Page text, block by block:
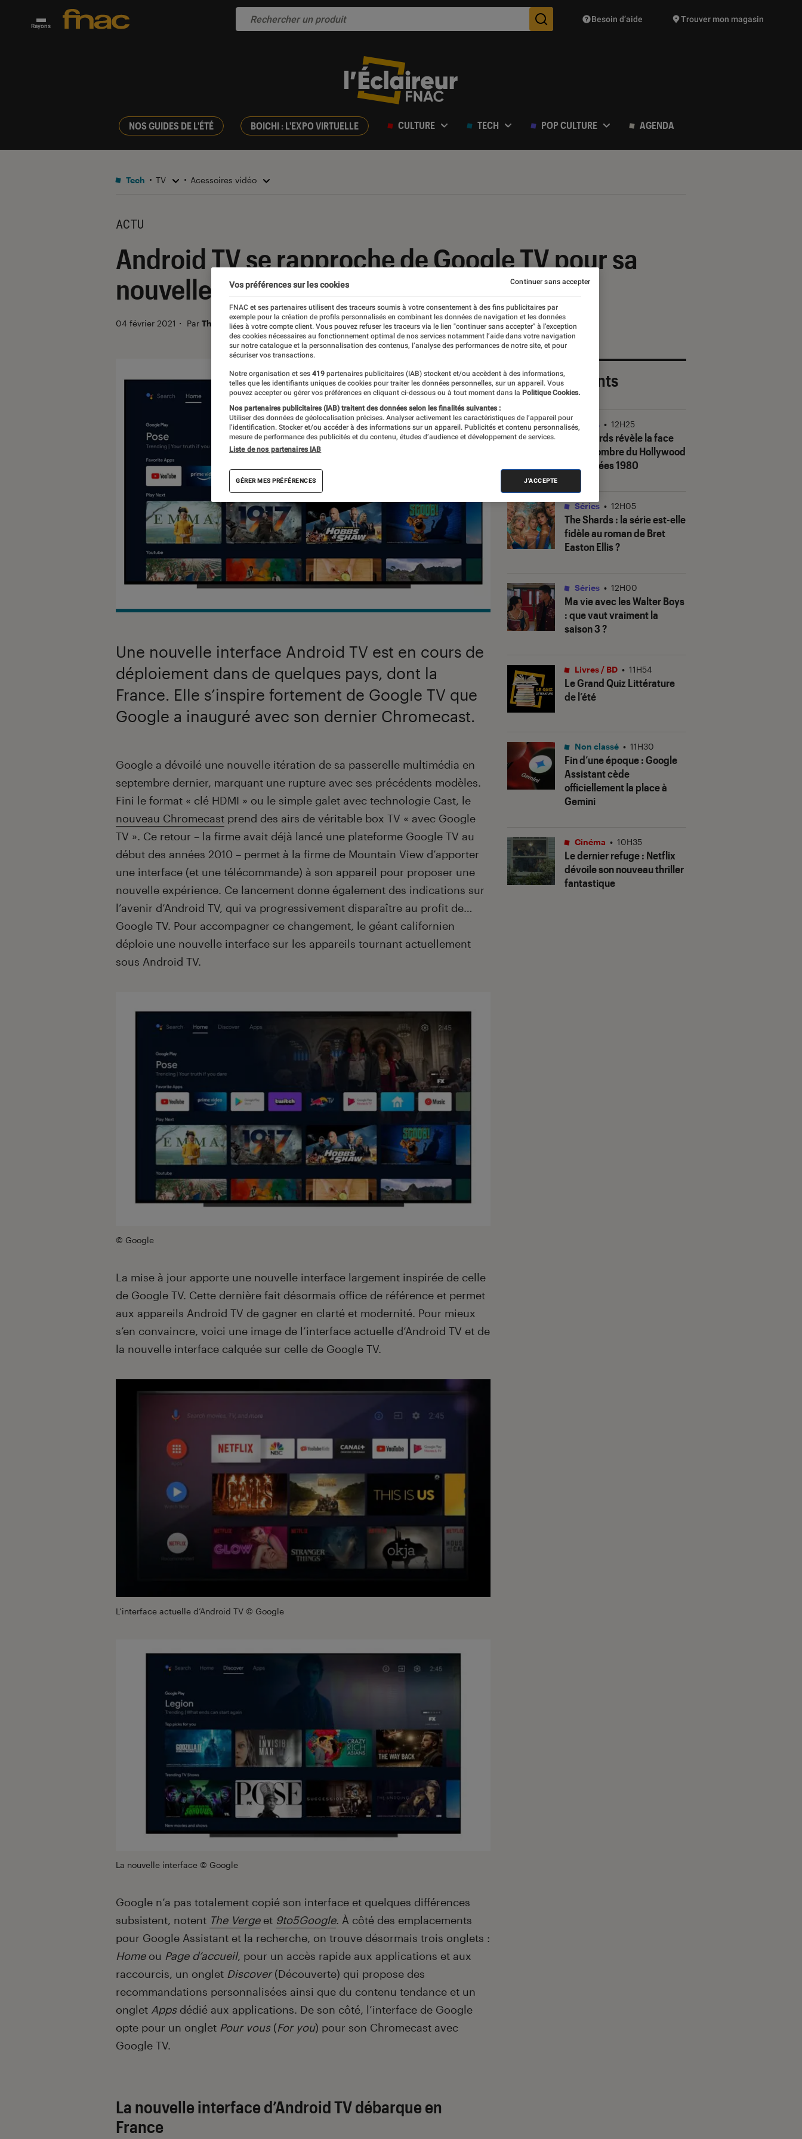
Rayons Des suggestions de produits vont vous être proposées
Besoin d’aide Trouver mon magasin
NOS GUIDES DE L'ÉTÉ BOICHI : L'EXPO VIRTUELLE CULTURE TECH POP CULTURE AGENDA
Tech TV Acessoires vidéo
ACTU
Android TV se rapproche de Google TV pour sa
nouvelle interface
04 février 2021 ・ Par Thomas Estimbre
Une nouvelle interface Android TV est en cours de
déploiement dans de quelques pays, dont la
France. Elle s’inspire fortement de Google TV que
Google a inauguré avec son dernier Chromecast.
Introduction
Google a dévoilé une nouvelle itération de sa passerelle multimédia en
septembre dernier, marquant une rupture avec ses précédents modèles.
Fini le format « clé HDMI » ou le simple galet avec technologie Cast, le
nouveau Chromecast prend des airs de véritable box TV « avec Google
TV ». Ce retour – la firme avait déjà lancé une plateforme Google TV au
début des années 2010 – permet à la firme de Mountain View d’apporter
une interface (et une télécommande) à son appareil pour proposer une
nouvelle expérience. Ce lancement donne également des indications sur
l’avenir d’Android TV, qui va progressivement disparaître au profit de…
Google TV. Pour accompagner ce changement, le géant californien
déploie une nouvelle interface sur les appareils tournant actuellement
sous Android TV.
© Google
La mise à jour apporte une nouvelle interface largement inspirée de celle
de Google TV. Cette dernière fait désormais office de référence et permet
aux appareils Android TV de gagner en clarté et modernité. Pour mieux
s’en convaincre, voici une image de l’interface actuelle d’Android TV et de
la nouvelle interface calquée sur celle de Google TV.
L’interface actuelle d’Android TV © Google
La nouvelle interface © Google
Google n’a pas totalement copié son interface et quelques différences
subsistent, notent The Vergeet 9to5Google. À côté des emplacements
pour Google Assistant et la recherche, on trouve désormais trois onglets :
Homeou Page d’accueil, pour un accès rapide aux applications et aux
raccourcis, un onglet Discover(Découverte) qui propose des
recommandations personnalisées ainsi que du contenu tendance et un
onglet Appsdédié aux applications. De son côté, l’interface de Google
opte pour un onglet Pour vous(For you) pour son Chromecast avec
Google TV.
La nouvelle interface d’Android TV débarque en
France
Les plus récents
The Shardsrévèle la face
(très) sombre du Hollywood
des années 1980
Séries • 12H25
The Shards: la série est-elle
fidèle au roman de Bret
Easton Ellis ?
Séries • 12H05
Ma vie avec les Walter Boys
: que vaut vraiment la
saison 3 ?
Séries • 12H00
Le Grand Quiz Littérature
de l’été
Livres / BD • 11H54
Fin d’une époque : Google
Assistant cède
officiellement la place à
Gemini
Non classé • 11H30
Le dernier refuge: Netflix
dévoile son nouveau thriller
fantastique
Cinéma • 10H35
Vos préférences sur les cookies
FNAC et ses partenaires utilisent des traceurs soumis à votre consentement à des fins publicitaires par
exemple pour la création de profils personnalisés en combinant les données de navigation et les données
liées à votre compte client. Vous pouvez refuser les traceurs via le lien "continuer sans accepter" à l’exception
des cookies nécessaires au fonctionnement optimal de nos services notamment l’aide dans votre navigation
sur notre catalogue et la personnalisation des contenus, l’analyse des performances de notre site, et pour
sécuriser vos transactions.
Notre organisation et ses 419 partenaires publicitaires (IAB) stockent et/ou accèdent à des informations,
telles que les identifiants uniques de cookies pour traiter les données personnelles, sur un appareil. Vous
pouvez accepter ou gérer vos préférences en cliquant ci-dessous ou à tout moment dans la Politique Cookies.
Nos partenaires publicitaires (IAB) traitent des données selon les finalités suivantes :
Utiliser des données de géolocalisation précises. Analyser activement les caractéristiques de l’appareil pour
l’identification. Stocker et/ou accéder à des informations sur un appareil. Publicités et contenu personnalisés,
mesure de performance des publicités et du contenu, études d’audience et développement de services.
Liste de nos partenaires IAB
GÉRER MES PRÉFÉRENCES J'ACCEPTE
Continuer sans accepter